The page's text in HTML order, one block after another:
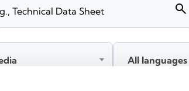
search
All languages